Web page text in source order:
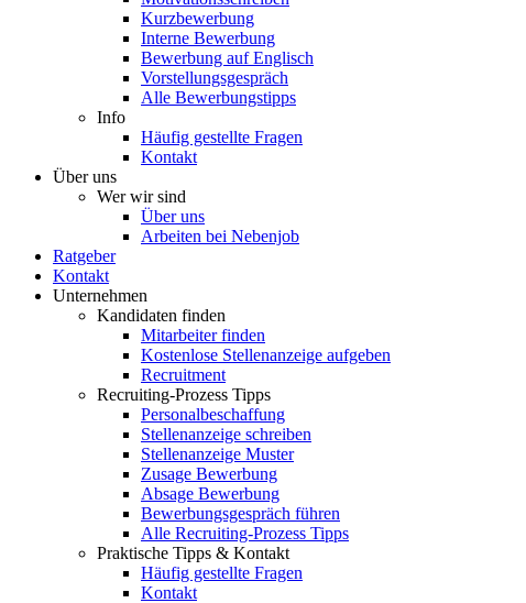
Kurzbewerbung
Interne Bewerbung
Bewerbung auf Englisch
Vorstellungsgespräch
Alle Bewerbungstipps
Info
Häufig gestellte Fragen
Kontakt
Über uns
Wer wir sind
Über uns
Arbeiten bei Nebenjob
Ratgeber
Kontakt
Unternehmen
Kandidaten finden
Mitarbeiter finden
Kostenlose Stellenanzeige aufgeben
Recruitment
Recruiting-Prozess Tipps
Personalbeschaffung
Stellenanzeige schreiben
Stellenanzeige Muster
Zusage Bewerbung
Absage Bewerbung
Bewerbungsgespräch führen
Alle Recruiting-Prozess Tipps
Praktische Tipps & Kontakt
Häufig gestellte Fragen
Kontakt